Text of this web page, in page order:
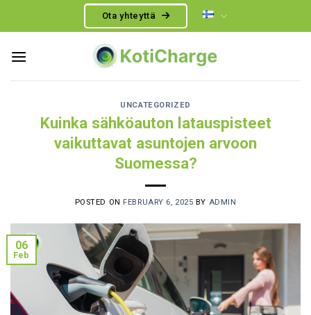
Ota yhteyttä
UNCATEGORIZED
Kuinka sähköauton latauspisteet
vaikuttavat asuntojen arvoon
Suomessa?
POSTED ON FEBRUARY 6, 2025 BY ADMIN
06
Feb